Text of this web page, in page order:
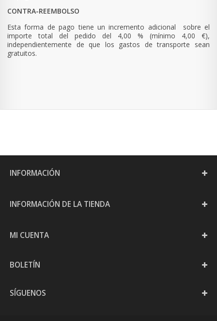
CONTRA-REEMBOLSO
Esta forma de pago tiene un incremento adicional sobre el
importe total del pedido del 4,00 % (mínimo 4,00 €),
independientemente de que los gastos de transporte sean
gratuitos.
INFORMACIÓN
INFORMACIÓN DE LA TIENDA
MI CUENTA
BOLETÍN
SÍGUENOS